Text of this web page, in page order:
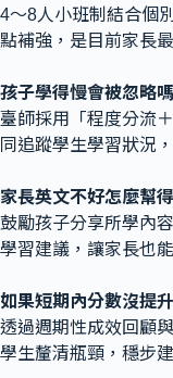
4～8人小班制結合個
點補強，是目前家長
孩子學得慢會被忽略
臺師採用「程度分流
同追蹤學生學習狀況
家長英文不好怎麼幫
鼓勵孩子分享所學內
學習建議，讓家長也
如果短期內分數沒提
透過週期性成效回顧
學生釐清瓶頸，穩步